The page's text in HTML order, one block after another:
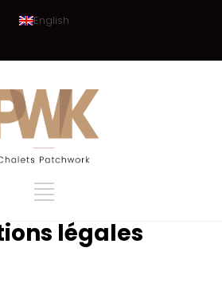
English
légales